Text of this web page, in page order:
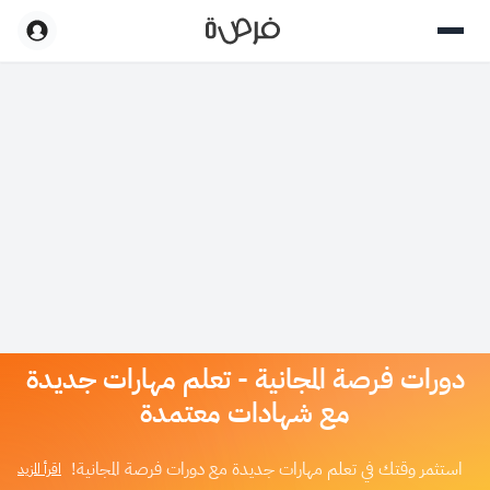
دورات فرصة المجانية - تعلم مهارات جديدة
مع شهادات معتمدة
استثمر وقتك في تعلم مهارات جديدة مع دورات فرصة المجانية! اقرأ المزيد